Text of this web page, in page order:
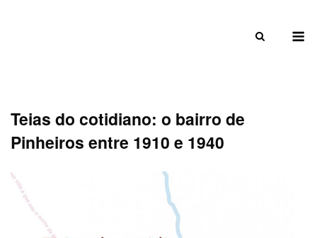
Teias do cotidiano: o bairro de
Pinheiros entre 1910 e 1940